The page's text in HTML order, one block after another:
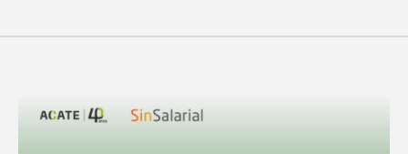
O Polo ACATE-ACIRS confirma presença na